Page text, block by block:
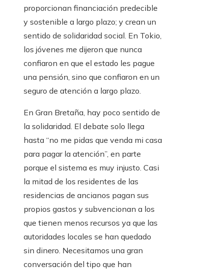
proporcionan financiación predecible
y sostenible a largo plazo; y crean un
sentido de solidaridad social. En Tokio,
los jóvenes me dijeron que nunca
confiaron en que el estado les pague
una pensión, sino que confiaron en un
seguro de atención a largo plazo.
En Gran Bretaña, hay poco sentido de
la solidaridad. El debate solo llega
hasta “no me pidas que venda mi casa
para pagar la atención”, en parte
porque el sistema es muy injusto. Casi
la mitad de los residentes de las
residencias de ancianos pagan sus
propios gastos y subvencionan a los
que tienen menos recursos ya que las
autoridades locales se han quedado
sin dinero. Necesitamos una gran
conversación del tipo que han